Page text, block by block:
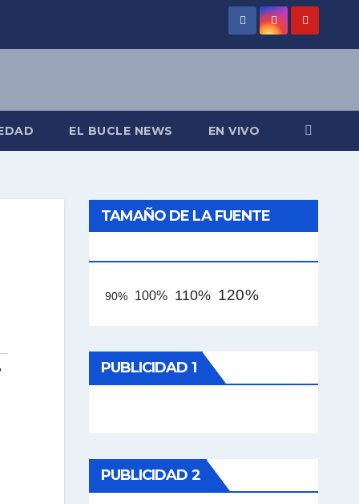
EL BUCLE NEWS EN VIVO
TAMAÑO DE LA FUENTE
90% 100% 110% 120%
PUBLICIDAD 1
PUBLICIDAD 2